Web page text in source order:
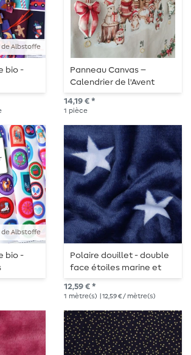
de Albstoffe
bio -
de
Panneau Canvas –
Calendrier de l'Avent
Nostalgique Aspect Lin
Gris
14,19 € *
1 pièce
de Albstoffe
bio -
Polaire douillet - double
face étoiles marine et
bleu clair
12,59 € *
1 mètre(s) | 12,59 € / mètre(s)